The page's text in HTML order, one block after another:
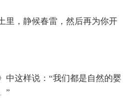
，静候春雷，然后再为你开
这样说：“我们都是自然的婴
”